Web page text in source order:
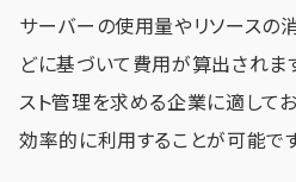
サーバーの使用量やリソースの
どに基づいて費用が算出されま
スト管理を求める企業に適して
効率的に利用することが可能です